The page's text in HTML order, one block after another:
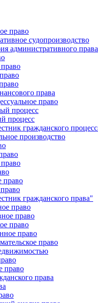
право
судопроизводство
административного права
права
право
процесс
процесс
гражданского
производство
право
гражданского права"
право
право
право
право
право
право
права